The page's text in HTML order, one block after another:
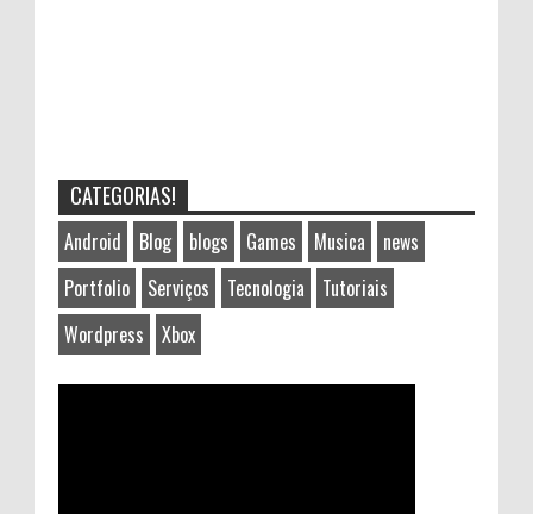
CATEGORIAS!
Android Blog blogs Games Musica
news
Portfolio
Serviços Tecnologia
Tutoriais
Wordpress
Xbox